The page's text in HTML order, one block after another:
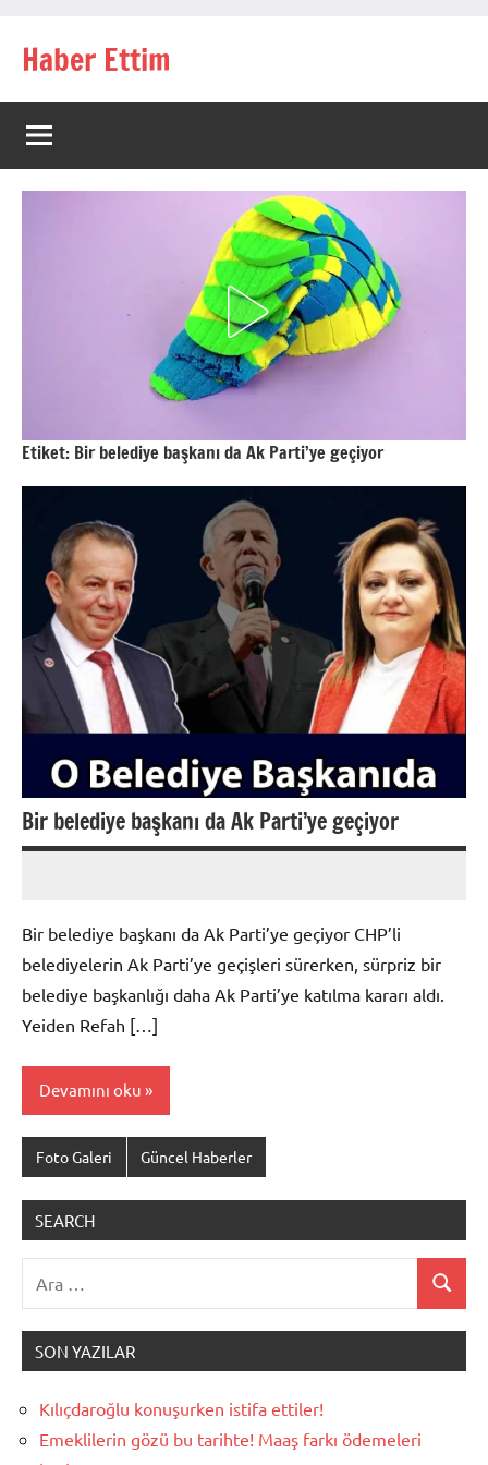
Haber Ettim
Etiket: Bir belediye başkanı da Ak Parti’ye geçiyor
Bir belediye başkanı da Ak Parti’ye geçiyor
Bir belediye başkanı da Ak Parti’ye geçiyor CHP’li
belediyelerin Ak Parti’ye geçişleri sürerken, sürpriz bir
belediye başkanlığı daha Ak Parti’ye katılma kararı aldı.
Yeiden Refah […]
Devamını oku
Foto Galeri Güncel Haberler
SEARCH
Ara
SON YAZILAR
Kılıçdaroğlu konuşurken istifa ettiler!
Emeklilerin gözü bu tarihte! Maaş farkı ödemeleri